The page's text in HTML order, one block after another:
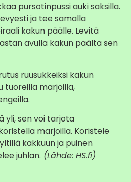
pursotinpussi auki saksilla.
ja tee samalla
kakun päälle. Levitä
avulla kakun päältä sen
ruusukkeiksi kakun
tuoreilla marjoilla,
yli, sen voi tarjota
marjoilla. Koristele
kakkuun ja puinen
juhlan. (Lähde: HS.fi)